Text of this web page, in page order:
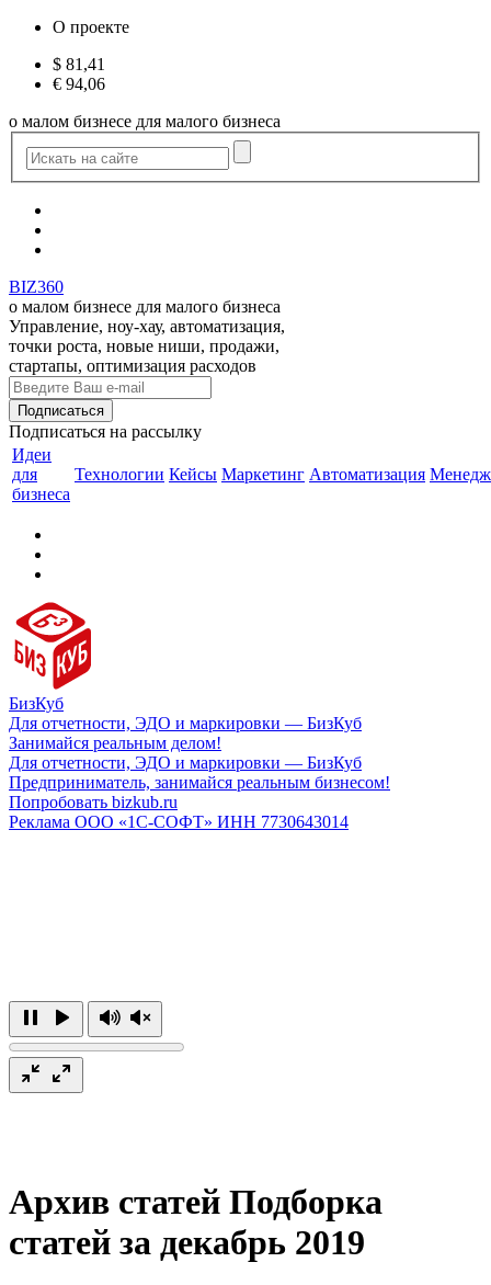
О проекте
$ 81,41
€ 94,06
о малом бизнесе для малого бизнеса
BIZ360
о малом бизнесе для малого бизнеса
Управление, ноу-хау, автоматизация,
точки роста, новые ниши, продажи,
стартапы, оптимизация расходов
Подписаться на рассылку
Идеи
для
бизнеса
Технологии Кейсы Маркетинг Автоматизация
БизКуб
Для отчетности, ЭДО и маркировки — БизКуб
Занимайся реальным делом!
Для отчетности, ЭДО и маркировки — БизКуб
Предприниматель, занимайся реальным бизнесом!
Попробовать bizkub.ru
Реклама ООО «1С-СОФТ» ИНН 7730643014
Архив статей Подборка
статей за декабрь 2019